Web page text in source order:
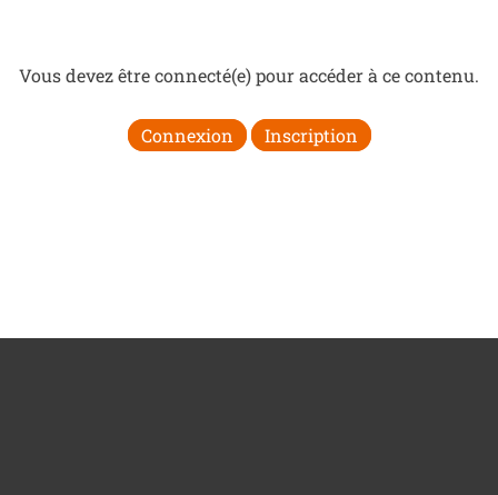
Vous devez être connecté(e) pour accéder à ce contenu.
Connexion Inscription